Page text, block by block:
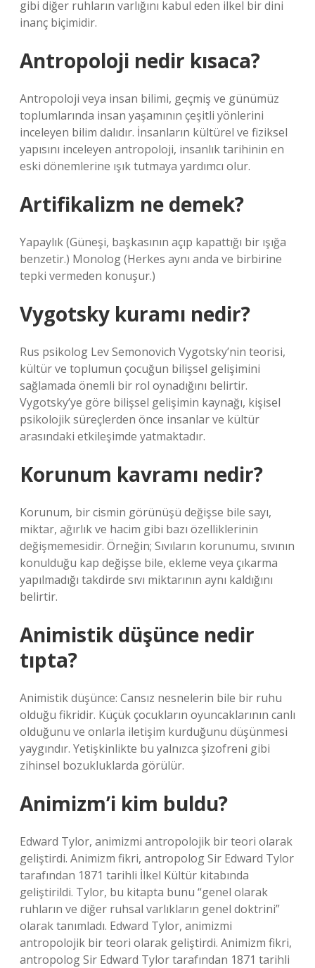
gibi diğer ruhların varlığını kabul eden ilkel bir dini
inanç biçimidir.
Antropoloji nedir kısaca?
Antropoloji veya insan bilimi, geçmiş ve günümüz
toplumlarında insan yaşamının çeşitli yönlerini
inceleyen bilim dalıdır. İnsanların kültürel ve fiziksel
yapısını inceleyen antropoloji, insanlık tarihinin en
eski dönemlerine ışık tutmaya yardımcı olur.
Artifikalizm ne demek?
Yapaylık (Güneşi, başkasının açıp kapattığı bir ışığa
benzetir.) Monolog (Herkes aynı anda ve birbirine
tepki vermeden konuşur.)
Vygotsky kuramı nedir?
Rus psikolog Lev Semonovich Vygotsky’nin teorisi,
kültür ve toplumun çocuğun bilişsel gelişimini
sağlamada önemli bir rol oynadığını belirtir.
Vygotsky’ye göre bilişsel gelişimin kaynağı, kişisel
psikolojik süreçlerden önce insanlar ve kültür
arasındaki etkileşimde yatmaktadır.
Korunum kavramı nedir?
Korunum, bir cismin görünüşü değişse bile sayı,
miktar, ağırlık ve hacim gibi bazı özelliklerinin
değişmemesidir. Örneğin; Sıvıların korunumu, sıvının
konulduğu kap değişse bile, ekleme veya çıkarma
yapılmadığı takdirde sıvı miktarının aynı kaldığını
belirtir.
Animistik düşünce nedir
tıpta?
Animistik düşünce: Cansız nesnelerin bile bir ruhu
olduğu fikridir. Küçük çocukların oyuncaklarının canlı
olduğunu ve onlarla iletişim kurduğunu düşünmesi
yaygındır. Yetişkinlikte bu yalnızca şizofreni gibi
zihinsel bozukluklarda görülür.
Animizm’i kim buldu?
Edward Tylor, animizmi antropolojik bir teori olarak
geliştirdi. Animizm fikri, antropolog Sir Edward Tylor
tarafından 1871 tarihli İlkel Kültür kitabında
geliştirildi. Tylor, bu kitapta bunu “genel olarak
ruhların ve diğer ruhsal varlıkların genel doktrini”
olarak tanımladı. Edward Tylor, animizmi
antropolojik bir teori olarak geliştirdi. Animizm fikri,
antropolog Sir Edward Tylor tarafından 1871 tarihli